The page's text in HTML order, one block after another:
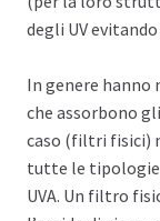
degli UV
In genere
che assorbono
caso (filtri fisici)
tutte le tipologie
UVA. Un filtro